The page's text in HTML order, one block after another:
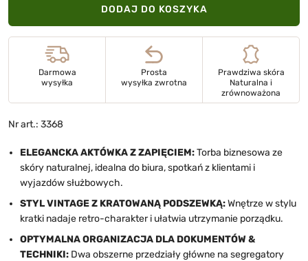
DODAJ DO KOSZYKA
Darmowa
wysyłka
Prosta
wysyłka zwrotna
Prawdziwa skóra
Naturalna i
zrównoważona
Nr art.: 3368
ELEGANCKA AKTÓWKA Z ZAPIĘCIEM:Torba biznesowa ze
skóry naturalnej, idealna do biura, spotkań z klientami i
wyjazdów służbowych.
STYL VINTAGE Z KRATOWANĄ PODSZEWKĄ:Wnętrze w stylu
kratki nadaje retro-charakter i ułatwia utrzymanie porządku.
OPTYMALNA ORGANIZACJA DLA DOKUMENTÓW &
TECHNIKI: Dwa obszerne przedziały główne na segregatory